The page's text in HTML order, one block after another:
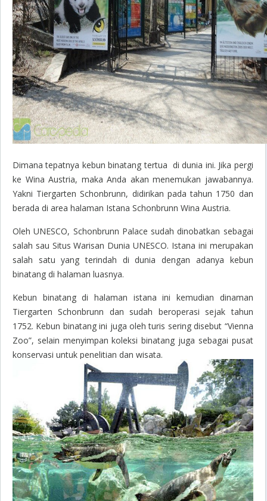
Dimana tepatnya kebun binatang tertua di dunia ini. Jika pergi
ke Wina Austria, maka Anda akan menemukan jawabannya.
Yakni Tiergarten Schonbrunn, didirikan pada tahun 1750 dan
berada di area halaman Istana Schonbrunn Wina Austria.
Oleh UNESCO, Schonbrunn Palace sudah dinobatkan sebagai
salah sau Situs Warisan Dunia UNESCO. Istana ini merupakan
salah satu yang terindah di dunia dengan adanya kebun
binatang di halaman luasnya.
Kebun binatang di halaman istana ini kemudian dinaman
Tiergarten Schonbrunn dan sudah beroperasi sejak tahun
1752. Kebun binatang ini juga oleh turis sering disebut “Vienna
Zoo”, selain menyimpan koleksi binatang juga sebagai pusat
konservasi untuk penelitian dan wisata.